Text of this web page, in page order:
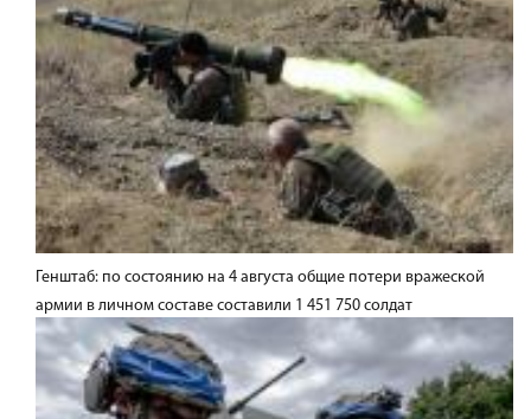
Генштаб: по состоянию на 4 августа общие потери вражеской
армии в личном составе составили 1 451 750 солдат